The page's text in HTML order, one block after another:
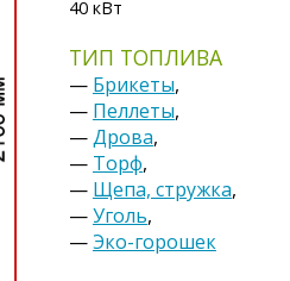
40 кВт
ТИП ТОПЛИВА
— Брикеты,
— Пеллеты,
—Дрова,
— Торф,
— Щепа, стружка,
—Уголь,
—Эко-горошек